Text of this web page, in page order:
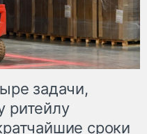
задачи,
ритейлу
сроки